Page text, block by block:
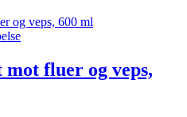
fluer og veps,